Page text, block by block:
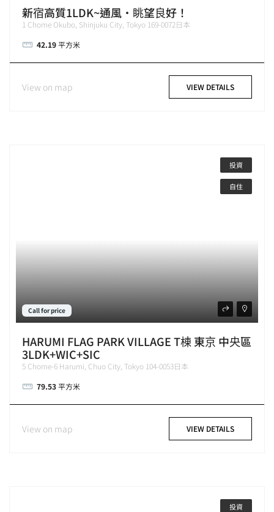
新宿高質1LDK~通風・眺望良好！
1 Chome Okubo, Shinjuku City, Tokyo 169-0072日本
42.19平方米
View on map VIEW DETAILS
投資
自住
Call for price
HARUMI FLAG PARK VILLAGE T棟 東京 中央區
3LDK+WIC+SIC
5 Chome-6 Harumi, Chuo City, Tokyo 104-0053日本
79.53平方米
View on map VIEW DETAILS
投資